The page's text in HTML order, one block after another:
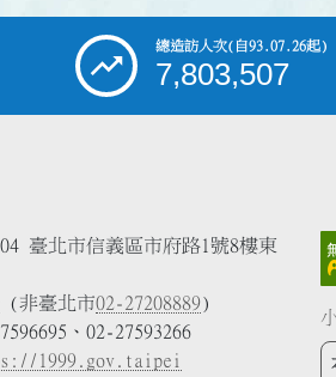
總造訪人次(自93.07.26起)
7,803,507
臺北市信義區市府路1號8樓東
(非臺北市02-27208889)
、02-27593266
1999.gov.taipei